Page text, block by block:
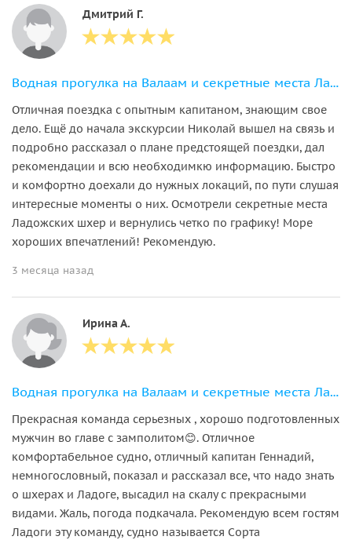
Дмитрий Г.
Водная прогулка на Валаам и секретные места Ладожских шхер
Отличная поездка с опытным капитаном, знающим свое
дело. Ещё до начала экскурсии Николай вышел на связь и
подробно рассказал о плане предстоящей поездки, дал
рекомендации и всю необходимкю информацию. Быстро
и комфортно доехали до нужных локаций, по пути слушая
интересные моменты о них. Осмотрели секретные места
Ладожских шхер и вернулись четко по графику! Море
хороших впечатлений! Рекомендую.
3 месяца назад
Ирина А.
Водная прогулка на Валаам и секретные места Ладожских шхер
Прекрасная команда серьезных , хорошо подготовленных
мужчин во главе с замполитом😊. Отличное
комфортабельное судно, отличный капитан Геннадий,
немногословный, показал и рассказал все, что надо знать
о шхерах и Ладоге, высадил на скалу с прекрасными
видами. Жаль, погода подкачала. Рекомендую всем гостям
Ладоги эту команду, судно называется Сорта